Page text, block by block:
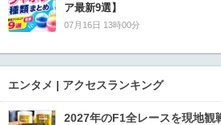
ア最新9選】
07月16日 13時00分
エンタメ | アクセスランキング
2027年のF1全レースを現地観